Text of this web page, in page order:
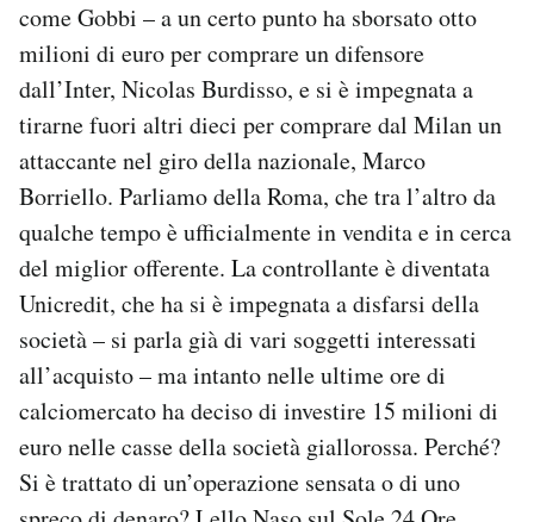
NEWSLETTER
I MIEI PREFERITI
SHOP
CALENDARIO
AREA PERSONALE
Area Personale
Newsletter
Notifiche mobile
come Gobbi – a un certo punto ha sborsato otto
milioni di euro per comprare un difensore
dall’Inter, Nicolas Burdisso, e si è impegnata a
tirarne fuori altri dieci per comprare dal Milan un
attaccante nel giro della nazionale, Marco
Borriello. Parliamo della Roma, che tra l’altro da
qualche tempo è ufficialmente in vendita e in cerca
del miglior offerente. La controllante è diventata
Unicredit, che ha si è impegnata a disfarsi della
società – si parla già di vari soggetti interessati
all’acquisto – ma intanto nelle ultime ore di
calciomercato ha deciso di investire 15 milioni di
euro nelle casse della società giallorossa. Perché?
Si è trattato di un’operazione sensata o di uno